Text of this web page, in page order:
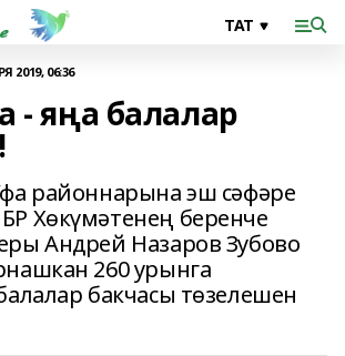
2019, 06:36
- яңа балалар
районнарына эш сәфәре
Хөкүмәтенең беренче
Андрей Назаров Зубово
260 урынга
бакчасы төзелешен